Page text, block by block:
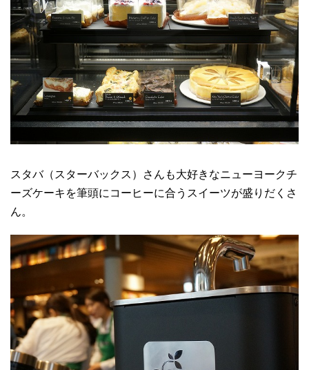
スタバ（スターバックス）さんも大好きなニューヨークチ
ーズケーキを筆頭にコーヒーに合うスイーツが盛りだくさ
ん。